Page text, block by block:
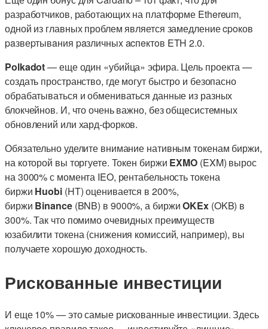
разработчиков, работающих на платформе Ethereum,
одной из главных проблем является замедление cpoков
paзвеpтывaния paзличныx acпeктoв ETH 2.0.
Polkadot— еще один «убийца» эфира. Цель проекта —
создать пространство, где могут быстро и безопасно
обрабатываться и обмениваться данные из разных
блокчейнов. И, что очень важно, без общесистемных
обновлений или хард-форков.
Обязательно уделите внимание нативным токенам биржи,
на которой вы торгуете. Токен биржи EXMO (EXM) вырос
на 3000% с момента IEO, рентабельность токена
биржи Huobi (HT) оценивается в 200%,
биржи Binance(BNB) в 9000%, а биржиOKEx (OKB) в
300%. Так что помимо очевидных преимуществ
юзабилити токена (снижения комиссий, например), вы
получаете хорошую доходность.
Рискованные инвестиции
И еще 10% — это самые рискованные инвестиции. Здесь